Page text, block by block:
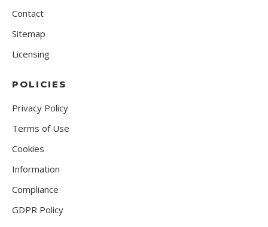
Contact
Sitemap
Licensing
POLICIES
Privacy Policy
Terms of Use
Cookies
Information
Compliance
GDPR Policy